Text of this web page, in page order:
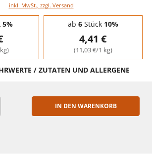
inkl. MwSt., zzgl. Versand
5% ab 6Stück 10%
4,41 €
(11,03 €/1 kg)
/ ZUTATEN UND ALLERGENE
ERHÖHEN
IN DEN WARENKORB